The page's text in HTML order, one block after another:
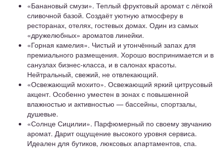
«Банановый смузи». Теплый фруктовый аромат с лёгкой
сливочной базой. Создаёт уютную атмосферу в
ресторанах, отелях, гостевых домах. Один из самых
«дружелюбных» ароматов линейки.
«Горная камелия». Чистый и утончённый запах для
премиального размещения. Хорошо воспринимается и в
санузлах бизнес-класса, и в салонах красоты.
Нейтральный, свежий, не отвлекающий.
«Освежающий мохито». Освежающий яркий цитрусовый
акцент. Особенно уместен в зонах с повышенной
влажностью и активностью — бассейны, спортзалы,
душевые.
«Солнце Сицилии». Парфюмерный по своему звучанию
аромат. Дарит ощущение высокого уровня сервиса.
Идеален для бутиков, люксовых апартаментов, спа.